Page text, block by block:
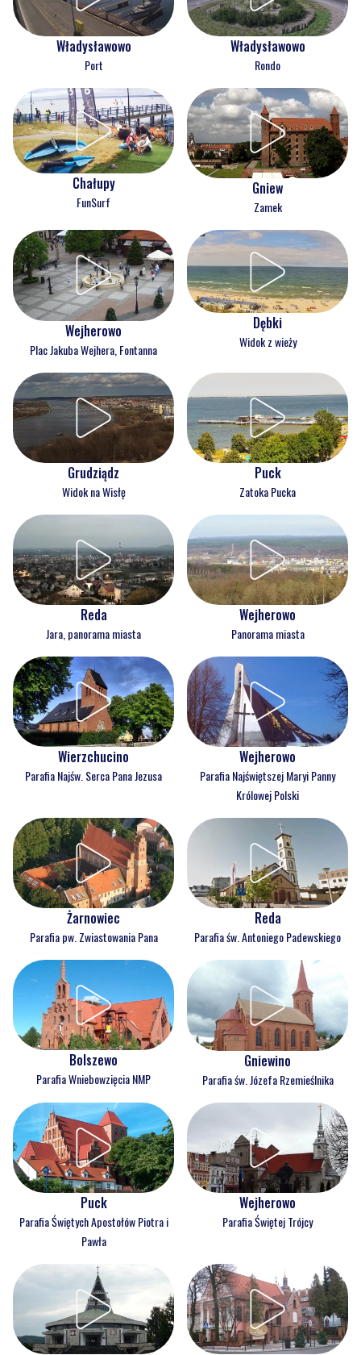
Władysławowo
Port
Władysławowo
Rondo
Chałupy
FunSurf
Gniew
Zamek
Wejherowo
Plac Jakuba Wejhera, Fontanna
Dębki
Widok z wieży
Grudziądz
Widok na Wisłę
Puck
Zatoka Pucka
Reda
Jara, panorama miasta
Wejherowo
Panorama miasta
Wierzchucino
Parafia Najśw. Serca Pana Jezusa
Wejherowo
Parafia Najświętszej Maryi Panny
Królowej Polski
Żarnowiec
Parafia pw. Zwiastowania Pana
Reda
Parafia św. Antoniego Padewskiego
Bolszewo
Parafia Wniebowzięcia NMP
Gniewino
Parafia św. Józefa Rzemieślnika
Puck
Parafia Świętych Apostołów Piotra i
Pawła
Wejherowo
Parafia Świętej Trójcy